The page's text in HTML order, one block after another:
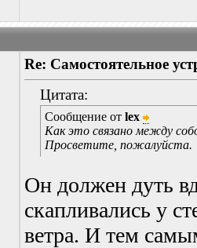
Re: Самостоятельное
Цитата:
Сообщение от lex
Как это связано между
Просветите, пожалуйста.
Он должен дуть
скапливались у
ветра. И тем